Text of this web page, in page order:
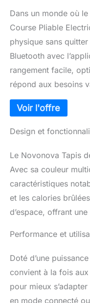
Dans un monde où
Course Pliable
physique sans
Bluetooth avec
rangement facile,
répond aux besoins
Design et
Le Novonova Tapis
Avec sa couleur
caractéristiques
et les calories
d’espace, offrant
Performance et
Doté d’une
convient à la fois
pour mieux
en mode connecté